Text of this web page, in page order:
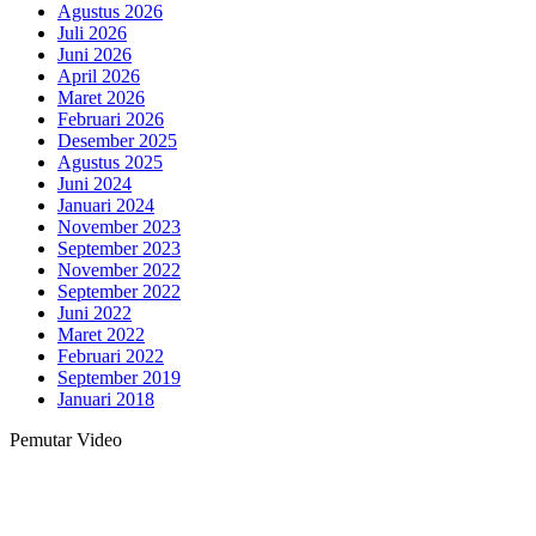
Agustus 2026
Juli 2026
Juni 2026
April 2026
Maret 2026
Februari 2026
Desember 2025
Agustus 2025
Juni 2024
Januari 2024
November 2023
September 2023
November 2022
September 2022
Juni 2022
Maret 2022
Februari 2022
September 2019
Januari 2018
Pemutar Video